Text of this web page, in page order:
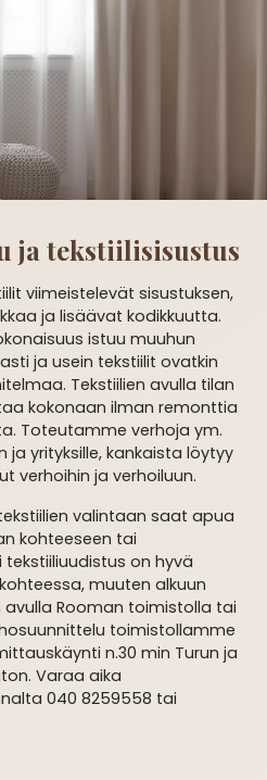
ja tekstiili­sisustus
viimeistelevät sisustuksen,
ja lisäävat kodikkuutta.
istuu muuhun
ja usein tekstiilit ovatkin
Tekstiilien avulla tilan
kokonaan ilman remonttia
Toteutamme verhoja ym.
ja yrityksille, kankaista löytyy
verhoihin ja verhoiluun.
valintaan saat apua
kohteeseen tai
on hyvä
muuten alkuun
Rooman toimistolla tai
toimistollamme
n.30 min Turun ja
Varaa aika
040 8259558 tai